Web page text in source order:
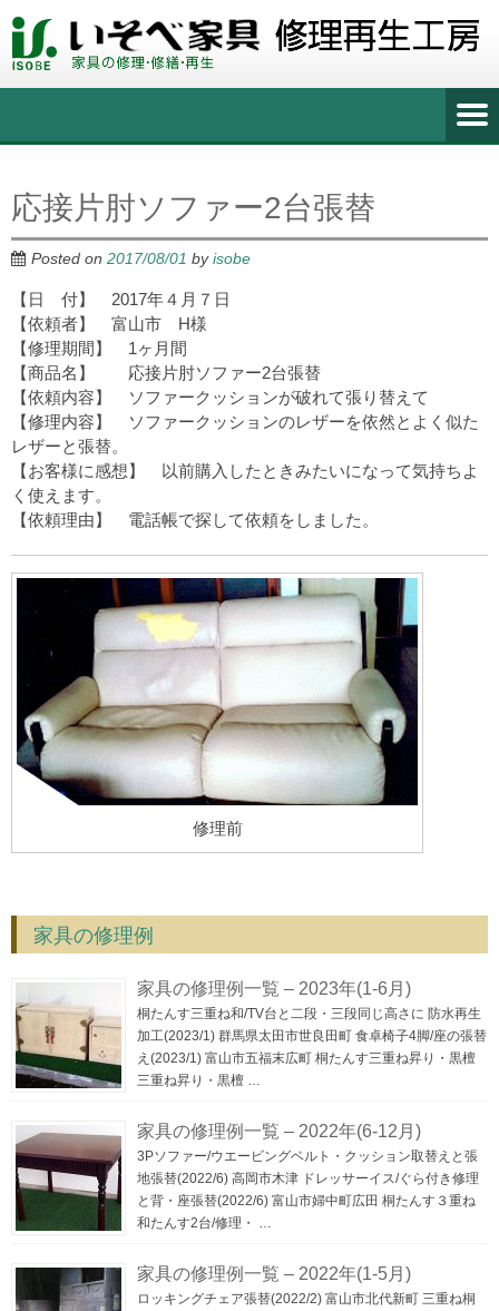
応接片肘ソファー2台張替
Posted on 2017/08/01 byisobe
【日 付】 2017年４月７日
【依頼者】 富山市 H様
【修理期間】 1ヶ月間
【商品名】 応接片肘ソファー2台張替
【依頼内容】 ソファークッションが破れて張り替えて
【修理内容】 ソファークッションのレザーを依然とよく似た
レザーと張替。
【お客様に感想】 以前購入したときみたいになって気持ちよ
く使えます。
【依頼理由】 電話帳で探して依頼をしました。
修理前
家具の修理例
家具の修理例一覧 – 2023年(1-6月)
桐たんす三重ね和/TV台と二段・三段同じ高さに 防水再生
加工(2023/1) 群馬県太田市世良田町 食卓椅子4脚/座の張替
え(2023/1) 富山市五福末広町 桐たんす三重ね昇り・黒檀
三重ね昇り・黒檀 …
家具の修理例一覧 – 2022年(6-12月)
3Pソファー/ウエービングベルト・クッション取替えと張
地張替(2022/6) 高岡市木津 ドレッサーイス/ぐら付き修理
と背・座張替(2022/6) 富山市婦中町広田 桐たんす３重ね
和たんす2台/修理・ …
家具の修理例一覧 – 2022年(1-5月)
ロッキングチェア張替(2022/2) 富山市北代新町 三重ね桐